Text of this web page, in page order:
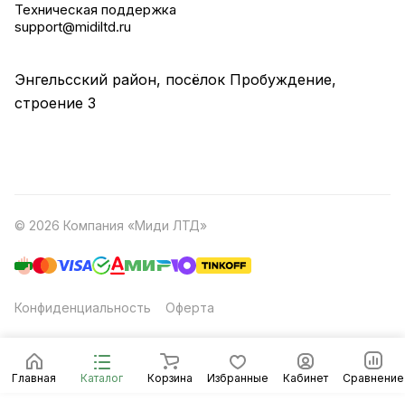
Главная Каталог Корзина Избранные Кабинет Сравнение
Техническая поддержка
support@midiltd.ru
Энгельсский район, посёлок Пробуждение,
строение 3
© 2026 Компания «Миди ЛТД»
Конфиденциальность Оферта